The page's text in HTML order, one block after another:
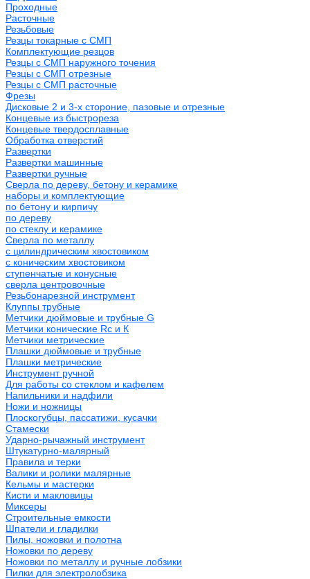
Проходные
Расточные
Резьбовые
Резцы токарные с СМП
Комплектующие резцов
Резцы с СМП наружного точения
Резцы с СМП отрезные
Резцы с СМП расточные
Фрезы
Дисковые 2 и 3-х стороние, пазовые и отрезные
Концевые из быстрореза
Концевые твердосплавные
Обработка отверстий
Развертки
Развертки машинные
Развертки ручные
Сверла по дереву, бетону и керамике
наборы и комплектующие
по бетону и кирпичу
по дереву
по стеклу и керамике
Сверла по металлу
c цилиндрическим хвостовиком
c коническим хвостовиком
cтупенчатые и конусные
сверла центровочные
Резьбонарезной инструмент
Клуппы трубные
Метчики дюймовые и трубные G
Метчики конические Rc и К
Метчики метрические
Плашки дюймовые и трубные
Плашки метрические
Инструмент ручной
Для работы со стеклом и кафелем
Напильники и надфили
Ножи и ножницы
Плоскогубцы, пассатижи, кусачки
Стамески
Ударно-рычажный инструмент
Штукатурно-малярный
Правила и терки
Валики и ролики малярные
Кельмы и мастерки
Кисти и макловицы
Миксеры
Строительные емкости
Шпатели и гладилки
Пилы, ножовки и полотна
Ножовки по дереву
Ножовки по металлу и ручные лобзики
Пилки для электролобзика